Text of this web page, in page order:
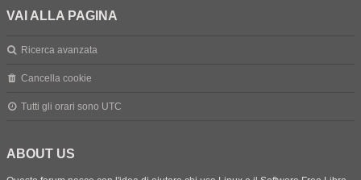
VAI ALLA PAGINA
Ricerca avanzata
Cancella cookie
Tutti gli orari sono UTC
ABOUT US